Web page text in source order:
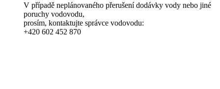
V případě neplánovaného přerušení dodávky vody nebo jiné
poruchy vodovodu,
prosím, kontaktujte správce vodovodu:
+420 602 452 870